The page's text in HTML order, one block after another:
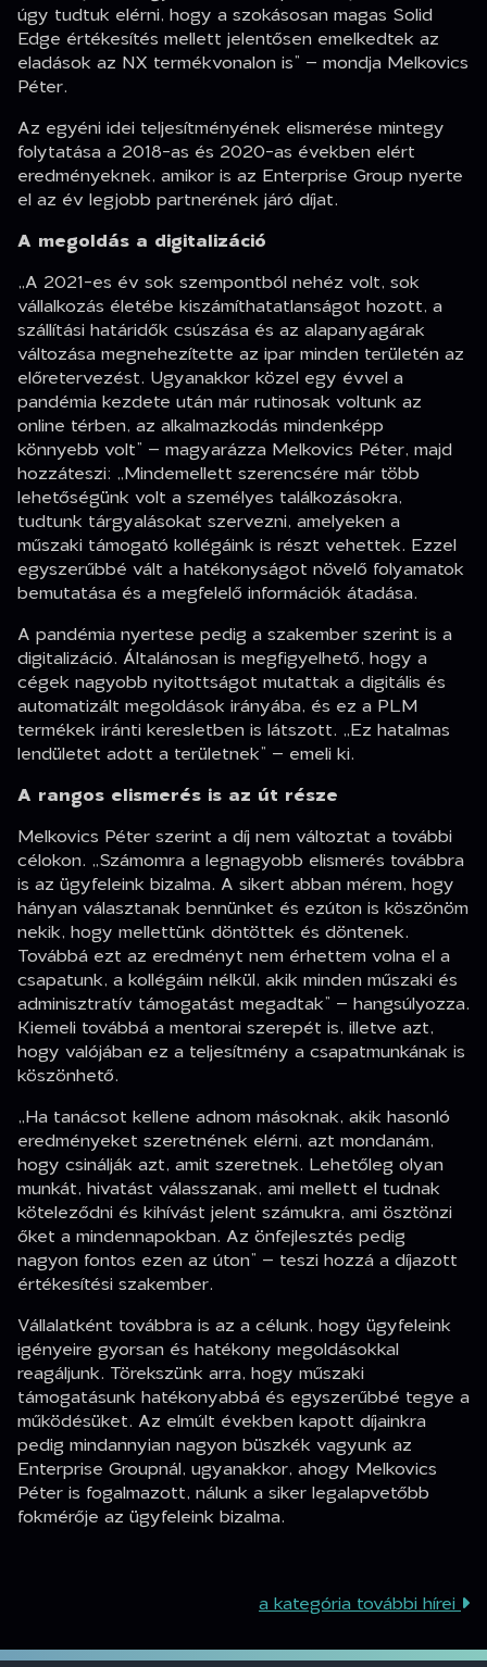
úgy tudtuk elérni, hogy a szokásosan magas Solid
Edge értékesítés mellett jelentősen emelkedtek az
eladások az NX termékvonalon is” – mondja Melkovics
Péter.
Az egyéni idei teljesítményének elismerése mintegy
folytatása a 2018-as és 2020-as években elért
eredményeknek, amikor is az Enterprise Group nyerte
el az év legjobb partnerének járó díjat.
A megoldás a digitalizáció
„A 2021-es év sok szempontból nehéz volt, sok
vállalkozás életébe kiszámíthatatlanságot hozott, a
szállítási határidők csúszása és az alapanyagárak
változása megnehezítette az ipar minden területén az
előretervezést. Ugyanakkor közel egy évvel a
pandémia kezdete után már rutinosak voltunk az
online térben, az alkalmazkodás mindenképp
könnyebb volt” – magyarázza Melkovics Péter, majd
hozzáteszi: „Mindemellett szerencsére már több
lehetőségünk volt a személyes találkozásokra,
tudtunk tárgyalásokat szervezni, amelyeken a
műszaki támogató kollégáink is részt vehettek. Ezzel
egyszerűbbé vált a hatékonyságot növelő folyamatok
bemutatása és a megfelelő információk átadása.
A pandémia nyertese pedig a szakember szerint is a
digitalizáció. Általánosan is megfigyelhető, hogy a
cégek nagyobb nyitottságot mutattak a digitális és
automatizált megoldások irányába, és ez a PLM
termékek iránti keresletben is látszott. „Ez hatalmas
lendületet adott a területnek” – emeli ki.
A rangos elismerés is az út része
Melkovics Péter szerint a díj nem változtat a további
célokon. „Számomra a legnagyobb elismerés továbbra
is az ügyfeleink bizalma. A sikert abban mérem, hogy
hányan választanak bennünket és ezúton is köszönöm
nekik, hogy mellettünk döntöttek és döntenek.
Továbbá ezt az eredményt nem érhettem volna el a
csapatunk, a kollégáim nélkül, akik minden műszaki és
adminisztratív támogatást megadtak” – hangsúlyozza.
Kiemeli továbbá a mentorai szerepét is, illetve azt,
hogy valójában ez a teljesítmény a csapatmunkának is
köszönhető.
„Ha tanácsot kellene adnom másoknak, akik hasonló
eredményeket szeretnének elérni, azt mondanám,
hogy csinálják azt, amit szeretnek. Lehetőleg olyan
munkát, hivatást válasszanak, ami mellett el tudnak
köteleződni és kihívást jelent számukra, ami ösztönzi
őket a mindennapokban. Az önfejlesztés pedig
nagyon fontos ezen az úton” – teszi hozzá a díjazott
értékesítési szakember.
Vállalatként továbbra is az a célunk, hogy ügyfeleink
igényeire gyorsan és hatékony megoldásokkal
reagáljunk. Törekszünk arra, hogy műszaki
támogatásunk hatékonyabbá és egyszerűbbé tegye a
működésüket. Az elmúlt években kapott díjainkra
pedig mindannyian nagyon büszkék vagyunk az
Enterprise Groupnál, ugyanakkor, ahogy Melkovics
Péter is fogalmazott, nálunk a siker legalapvetőbb
fokmérője az ügyfeleink bizalma.
a kategória további hírei